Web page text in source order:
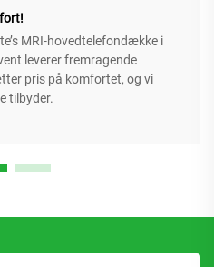
MRI-hovedtelefondække i
leverer fremragende
pris på komfortet, og vi
tilbyder.